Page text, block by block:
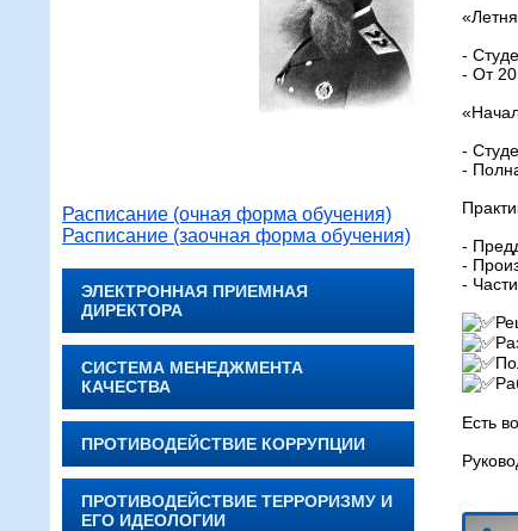
Расписание (очная форма обучения)
Расписание (заочная форма обучения)
ЭЛЕКТРОННАЯ ПРИЕМНАЯ
ДИРЕКТОРА
СИСТЕМА МЕНЕДЖМЕНТА
КАЧЕСТВА
ПРОТИВОДЕЙСТВИЕ КОРРУПЦИИ
ПРОТИВОДЕЙСТВИЕ ТЕРРОРИЗМУ И
ЕГО ИДЕОЛОГИИ
-
- От 20
-
-
-
-
-
Есть